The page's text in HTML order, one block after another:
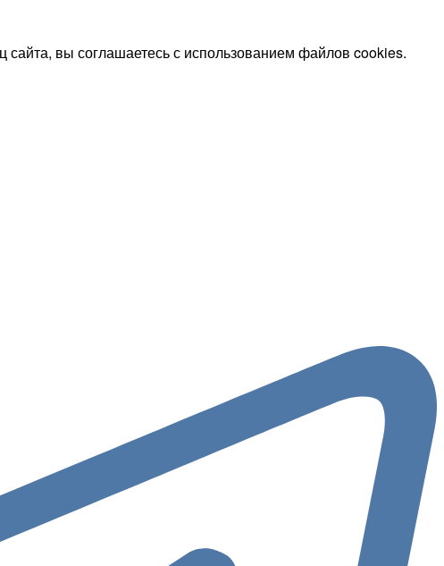
вы соглашаетесь с использованием файлов cookies.